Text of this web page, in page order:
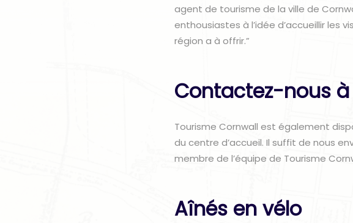
agent de tourisme de la ville de
enthousiastes à l’idée d’accueillir les
région a à offrir.”
Contactez-nous
Tourisme Cornwall est également
du centre d’accueil. Il suffit de nous
membre de l’équipe de Tourisme
Aînés en vélo